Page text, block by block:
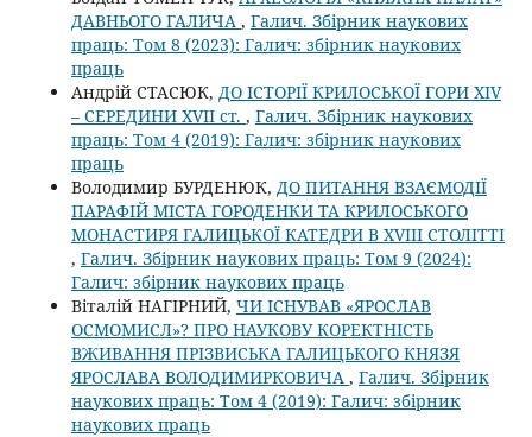
ДАВНЬОГО ГАЛИЧА , Галич. Збірник наукових
праць: Том 8 (2023): Галич: збірник наукових
праць
Андрій СТАСЮК, ДО ІСТОРІЇ КРИЛОСЬКОЇ ГОРИ ХIV
– СЕРЕДИНИ XVII ст. , Галич. Збірник наукових
праць: Том 4 (2019): Галич: збірник наукових
праць
Володимир БУРДЕНЮК, ДО ПИТАННЯ ВЗАЄМОДІЇ
ПАРАФІЙ МІСТА ГОРОДЕНКИ ТА КРИЛОСЬКОГО
МОНАСТИРЯ ГАЛИЦЬКОЇ КАТЕДРИ В XVIII СТОЛІТТІ
, Галич. Збірник наукових праць: Том 9 (2024):
Галич: збірник наукових праць
Віталій НАГІРНИЙ, ЧИ ІСНУВАВ «ЯРОСЛАВ
ОСМОМИСЛ»? ПРО НАУКОВУ КОРЕКТНІСТЬ
ВЖИВАННЯ ПРІЗВИСЬКА ГАЛИЦЬКОГО КНЯЗЯ
ЯРОСЛАВА ВОЛОДИМИРКОВИЧА , Галич. Збірник
наукових праць: Том 4 (2019): Галич: збірник
наукових праць